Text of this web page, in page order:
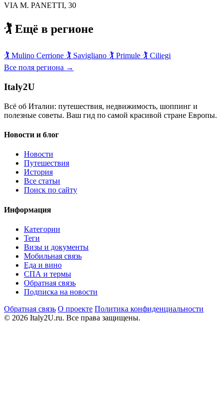
VIA M. PANETTI, 30
🏌️ Ещё в регионе
🏌️ Mulino Cerrione 🏌️ Savigliano 🏌️ Primule 🏌️ Ciliegi
Все поля региона →
Italy2U
Всё об Италии: путешествия, недвижимость, шоппинг и
полезные советы. Ваш гид по самой красивой стране Европы.
Новости и блог
Новости
Путешествия
История
Все статьи
Поиск по сайту
Информация
Категории
Теги
Визы и документы
Мобильная связь
Еда и вино
СПА и термы
Обратная связь
Подписка на новости
Обратная связь О проекте Политика конфиденциальности
© 2026 Italy2U.ru. Все права защищены.